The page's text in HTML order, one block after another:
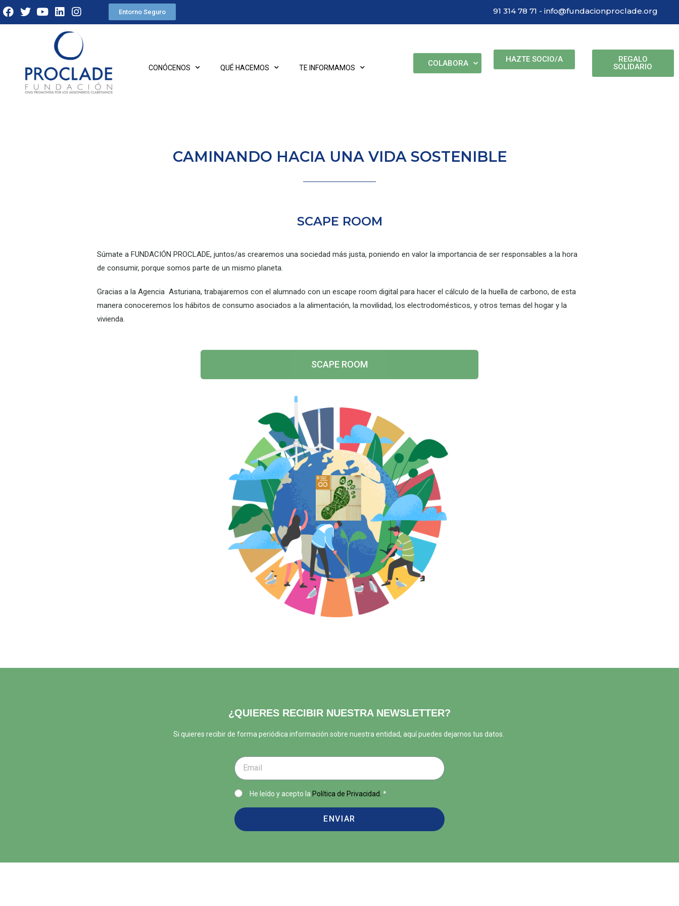
Entorno Seguro 91 314 78 71 - info@fundacionproclade.org
CONÓCENOS QUÉ HACEMOS TE INFORMAMOS COLABORA HAZTE SOCIO/A
REGALO
SOLIDARIO
CAMINANDO HACIA UNA VIDA SOSTENIBLE
SCAPE ROOM
Súmate a FUNDACIÓN PROCLADE, juntos/as crearemos una sociedad más justa, poniendo en valor la importancia de ser responsables a la hora
de consumir, porque somos parte de un mismo planeta.
Gracias a la Agencia Asturiana, trabajaremos con el alumnado con un escape room digital para hacer el cálculo de la huella de carbono, de esta
manera conoceremos los hábitos de consumo asociados a la alimentación, la movilidad, los electrodomésticos, y otros temas del hogar y la
vivienda.
SCAPE ROOM
¿QUIERES RECIBIR NUESTRA NEWSLETTER?
Si quieres recibir de forma periódica información sobre nuestra entidad, aquí puedes dejarnos tus datos.
He leído y acepto la Política de Privacidad. *
ENVIAR